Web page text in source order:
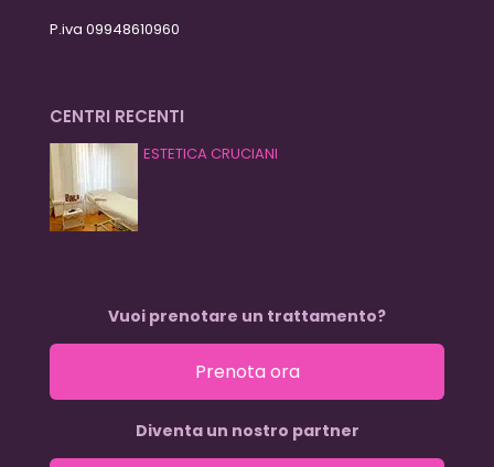
P.iva 09948610960
CENTRI RECENTI
ESTETICA CRUCIANI
Vuoi prenotare un trattamento?
Prenota ora
Diventa un nostro partner